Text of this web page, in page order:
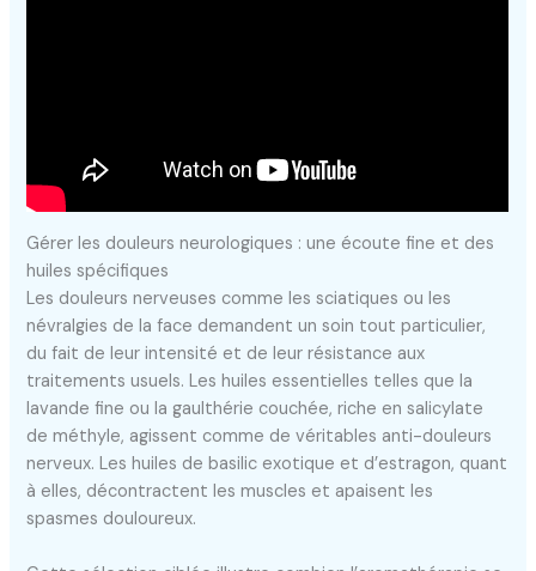
Gérer les douleurs neurologiques : une écoute fine et des
huiles spécifiques
Les douleurs nerveuses comme les sciatiques ou les
névralgies de la face demandent un soin tout particulier,
du fait de leur intensité et de leur résistance aux
traitements usuels. Les huiles essentielles telles que la
lavande fine ou la gaulthérie couchée, riche en salicylate
de méthyle, agissent comme de véritables anti-douleurs
nerveux. Les huiles de basilic exotique et d’estragon, quant
à elles, décontractent les muscles et apaisent les
spasmes douloureux.